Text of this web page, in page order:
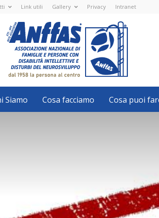
Link utili Gallery Privacy Intranet
Nazionale
ETS
-
APS
Associazione
Nazionale
di
Famiglie
e
con
disabilità
intellettive
Siamo Cosa facciamo Cosa puoi